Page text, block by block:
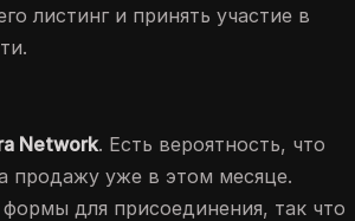
листинг и принять участие в
Network. Есть вероятность, что
продажу уже в этом месяце.
для присоединения, так что